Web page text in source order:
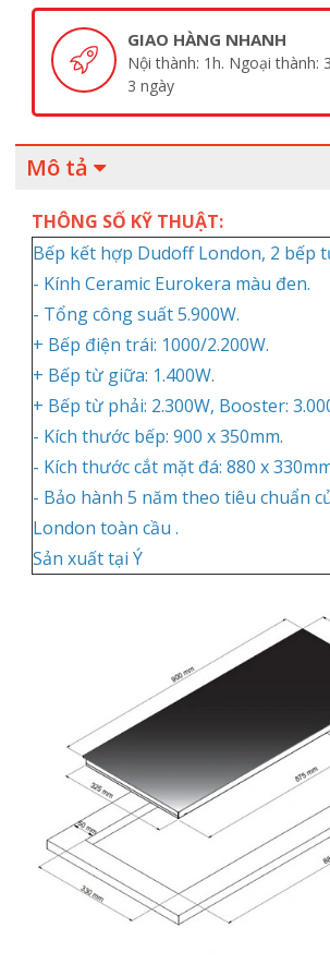
GIAO HÀNG NHANH
Nội thành: 1h. Ngoại thành:
3 ngày
Mô tả
THÔNG SỐ KỸ THUẬT:
Bếp kết hợp Dudoff London, 2 bếp
- Kính Ceramic Eurokera màu đen.
- Tổng công suất 5.900W.
+ Bếp điện trái: 1000/2.200W.
+ Bếp từ giữa: 1.400W.
+ Bếp từ phải: 2.300W, Booster:
- Kích thước bếp: 900 x 350mm.
- Kích thước cắt mặt đá: 880 x
- Bảo hành 5 năm theo tiêu chuẩn
London toàn cầu .
Sản xuất tại Ý